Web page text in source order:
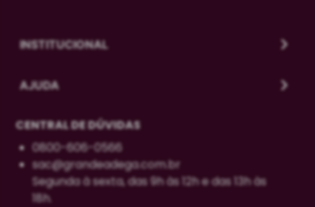
INSTITUCIONAL
AJUDA
CENTRAL DE DÚVIDAS
0800-606-0566
sac@grandeadega.com.br
Segunda à sexta, das 9h às 12h e das 13h às
18h.